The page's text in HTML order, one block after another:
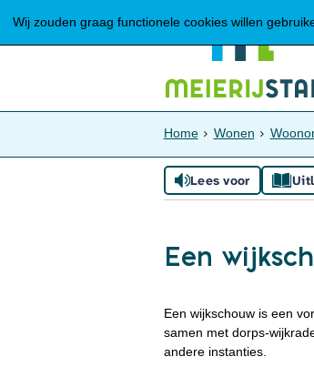
Wij zouden graag functionele cookies willen
Home Wonen
Lees voor
Een
Een wijkschouw is een
samen met dorps-
andere instanties.